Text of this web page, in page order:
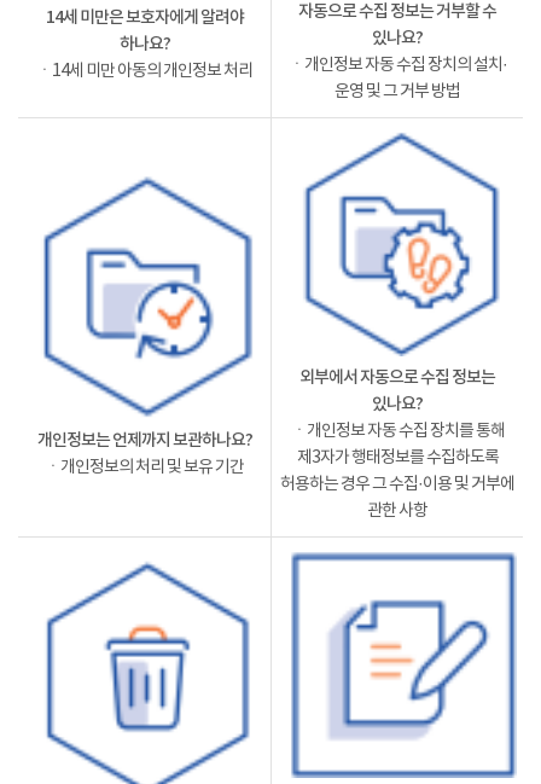
14세 미만은 보호자에게 알려야
하나요?
ㆍ14세 미만 아동의 개인정보 처리
자동으로 수집 정보는 거부할 수
있나요?
ㆍ개인정보 자동 수집 장치의 설치·
운영 및 그 거부 방법
개인정보는 언제까지 보관하나요?
ㆍ개인정보의 처리 및 보유 기간
외부에서 자동으로 수집 정보는
있나요?
ㆍ개인정보 자동 수집 장치를 통해
제3자가 행태정보를 수집하도록
허용하는 경우 그 수집·이용 및 거부에
관한 사항